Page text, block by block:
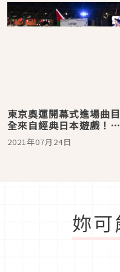
東京奧運開幕式進場曲目
全來自經典日本遊戲！一
起來認識這些傳奇作品的
神曲
2021年07月24日
妳